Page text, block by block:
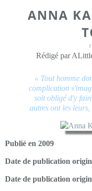
ANNA
Rédigé par
« Tout homme
complication
soit obligé d'y
autres ont les
Publié en 2009
Date de publication
Date de publication